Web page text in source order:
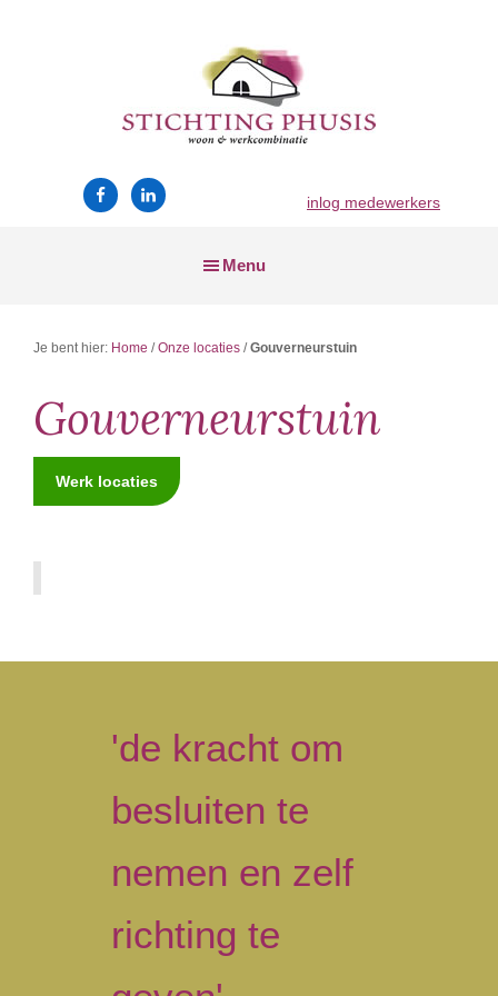
inlog medewerkers
Menu
Je bent hier: Home /Onze locaties /Gouverneurstuin
Gouverneurstuin
Werk locaties
'de kracht om
besluiten te
nemen en zelf
richting te